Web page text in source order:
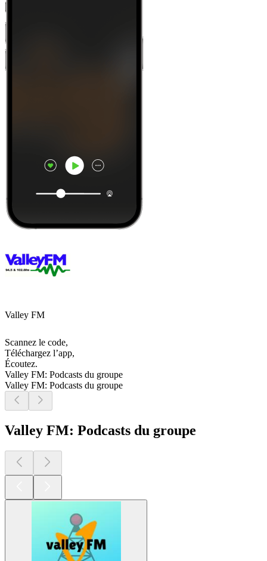
Valley FM
Scannez le code,
Téléchargez l’app,
Écoutez.
Valley FM: Podcasts du groupe
Valley FM: Podcasts du groupe
Valley FM: Podcasts du groupe